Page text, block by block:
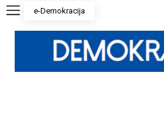
e-Demokracija